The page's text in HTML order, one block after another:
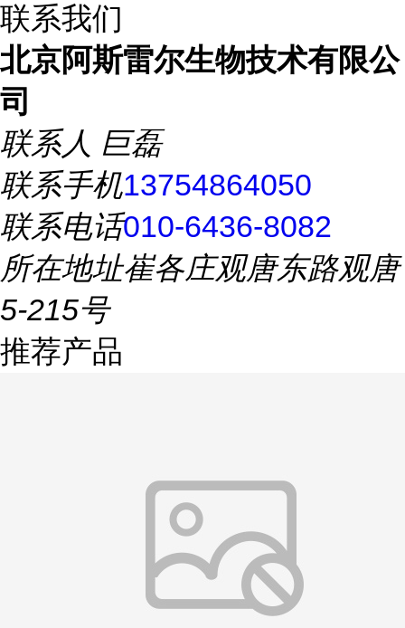
联系我们
北京阿斯雷尔生物技术有限公
司
联系人 巨磊
联系手机13754864050
联系电话010-6436-8082
所在地址崔各庄观唐东路观唐
5-215号
推荐产品